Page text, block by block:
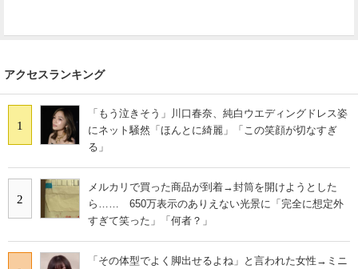
アクセスランキング
1
「もう泣きそう」川口春奈、純白ウエディングドレス姿
にネット騒然「ほんとに綺麗」「この笑顔が切なすぎ
る」
2
メルカリで買った商品が到着→封筒を開けようとした
ら…… 650万表示のありえない光景に「完全に想定外
すぎて笑った」「何者？」
「その体型でよく脚出せるよね」と言われた女性→ミニ